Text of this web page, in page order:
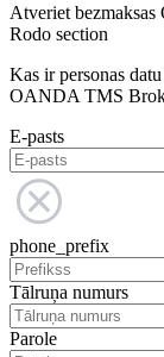
Atveriet
Rodo section
Kas ir personas
OANDA TMS
E-pasts
phone_prefix
Tālruņa numurs
Parole